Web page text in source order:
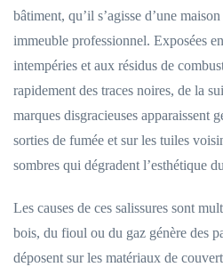
bâtiment, qu’il s’agisse d’une
immeuble professionnel. Exposées
intempéries et aux résidus de
rapidement des traces noires, de la
marques disgracieuses apparaissent
sorties de fumée et sur les tuiles
sombres qui dégradent l’esthétique
Les causes de ces salissures sont
bois, du fioul ou du gaz génère des
déposent sur les matériaux de